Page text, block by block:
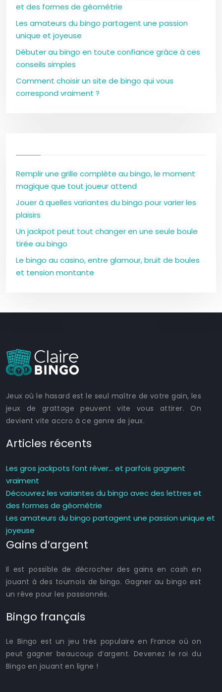
et des formes de géométrie
Les amateurs du bingo partagent une passion
unique et joyeuse
Débuter au bingo en toute confiance grâce à ces
conseils simples
Comment choisir un site de bingo qui vous
correspond vraiment ?
Remplir une grille complète au bingo, le moment
magique que tout joueur attend
Jouer à quelles variantes du bingo pour varier les
plaisirs
Un jackpot peut tout changer en une seule boule
tirée au bingo
Le bingo au casino, entre glamour, bruit de boules
et tension montante
Jeux où le hasard est le seul maître de votre gain, les
jeux de grattage peuvent vite vous attirer. On
devient vite accro à ce genre de jeux.
Articles récents
Les gros jackpots font rêver… et parfois gagnent
vraiment
Découvrez les variantes du bingo avec des lettres et
des formes de géométrie
Les amateurs du bingo partagent une passion unique et
joyeuse
Gains d’argent
Il est possible de décrocher des gains en cash en
jouant à des tournois de bingo. Gagner au bingo est
un rêve pour les passionnés.
Bingo français
Le Bingo est un jeu très populaire en France où on
peut gagner beaucoup d’argent. Devenez le roi du
Bingo en jouant en ligne !